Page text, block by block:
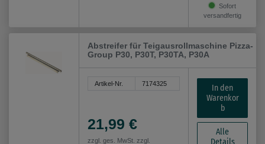
Sofort
versandfertig
Abstreifer für Teigausrollmaschine Pizza-
Group P30, P30T, P30TA, P30A
Artikel-Nr. 7174325
21,99 €
zzgl. ges. MwSt. zzgl.
In den
Warenkor
b
Alle
Details